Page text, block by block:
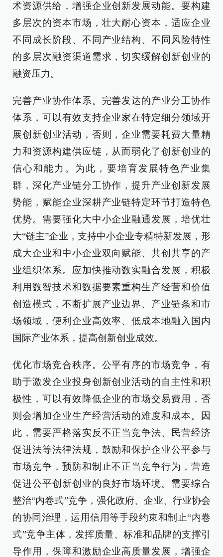
术资源供给，增强企业创新发展动能。要构建
多层次的资本市场，壮大耐心资本，适应企业
不同成长阶段、不同产业结构、不同风险特性
的多层次融资渠道需求，切实缓解创新创业的
融资压力。
完善产业协作体系。完善发达的产业分工协作
体系，可以有效支持企业家在特定细分领域开
展创新创业活动，否则，企业需要耗费大量精
力和资源构建供应链，从而弱化了创新创业的
信心和能力。为此，要培育发展特色产业集
群，深化产业链分工协作，提升产业创新发展
势能，赋能企业深耕产业链特定环节打造特色
优势。需要强化大中小企业融通发展，培优壮
大“链主”企业，支持中小企业专精特新发展，形
成大企业和中小企业双向赋能、共创共享的产
业组织体系。应加快推动数实融合发展，积极
利用数智技术和数据要素重构生产经营和价值
创造模式，不断扩展产业边界、产业链条和市
场领域，便利企业高效率、低成本地融入国内
国际产业体系，提高创新创业成效。
优化市场竞合秩序。公平有序的市场竞争，有
助于激发企业投身创新创业活动的自主性和积
极性，可以有效降低企业的市场交易费用，否
则会增加企业生产经营活动的难度和成本。因
此，需要严格落实反不正当竞争法、民营经济
促进法等法律法规，鼓励和保护企业公平参与
市场竞争，预防和制止不正当竞争行为，营造
促进公平创新创业的良好市场环境。需要综合
整治“内卷式”竞争，强化政府、企业、行业协会
的协同治理，运用信用等手段约束和制止“内卷
式”竞争主体，发挥质量、标准和品牌的支撑引
导作用，保障和激励企业高质量发展，增强企